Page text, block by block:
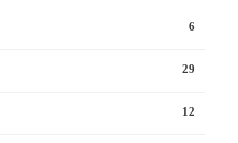
6
29
12